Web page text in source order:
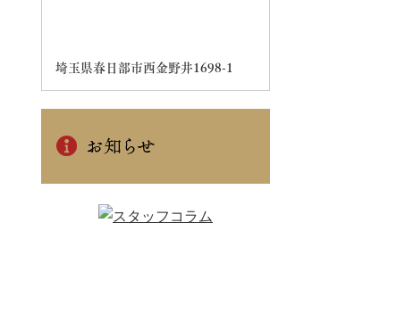
埼玉県春日部市西金野井1698-1